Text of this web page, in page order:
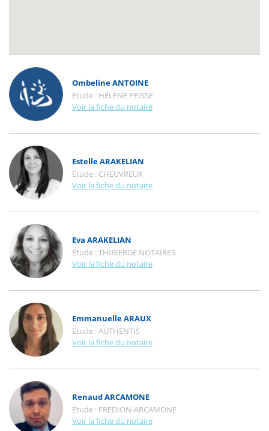
Ombeline ANTOINE
Etude : HÉLÈNE PEISSE
Voir la fiche du notaire
Estelle ARAKELIAN
Etude : CHEUVREUX
Voir la fiche du notaire
Eva ARAKELIAN
Etude :THIBIERGE NOTAIRES
Voir la fiche du notaire
Emmanuelle ARAUX
Etude :AUTHENTIS
Voir la fiche du notaire
Renaud ARCAMONE
Etude : FREDION-ARCAMONE
Voir la fiche du notaire